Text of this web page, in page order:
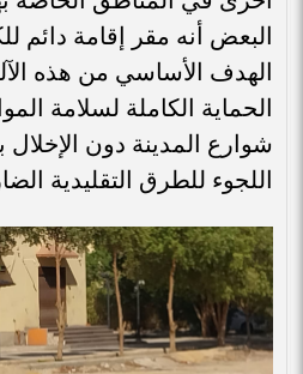
البعض أنه مقر إقامة دائم
الهدف الأساسي من هذه
الحماية الكاملة لسلامة
شوارع المدينة دون الإخلال
اللجوء للطرق التقليدية